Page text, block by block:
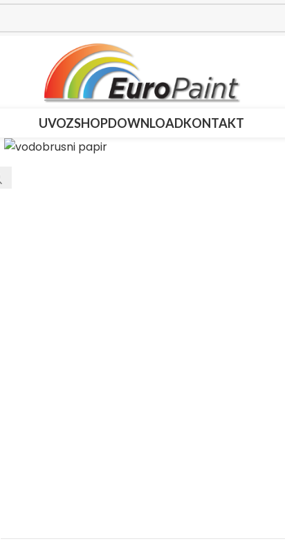
UVOZSHOPDOWNLOADKONTAKT